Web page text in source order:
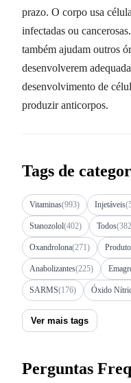
prazo. O corpo usa
infectadas ou
também ajudam outros
desenvolverem
desenvolvimento de
produzir anticorpos.
Tags de
Vitaminas(993) Injetáveis
Stanozolol(402) Todos
Oxandrolona(271)
Anabolizantes(225)
SARMS(176) Óxido
Ver mais tags
Perguntas